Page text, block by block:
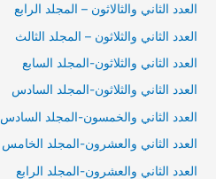
العدد الثاني والثالاثون – المجلد الرابع
العدد الثاني والثلاثون – المجلد الثالث
العدد الثاني والثلاثون-المجلد السابع
العدد الثاني والثلاثون-المجلد السادس
العدد الثاني والخمسون-المجلد السادس
العدد الثاني والعشرون-المجلد الخامس
العدد الثاني والعشرون-المجلد الرابع